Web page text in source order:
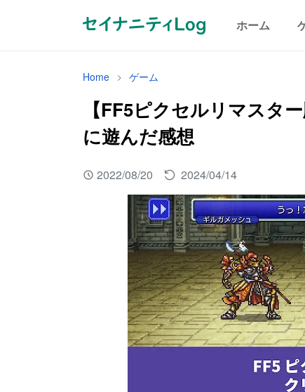
ホーム
Home ゲーム
【FF5ピクセルリマスタ
に遊んだ感想
2022/08/20 2024/04/14